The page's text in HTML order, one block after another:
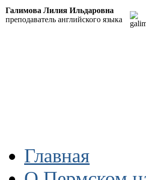
Галимова Лилия Ильдаровна
преподаватель английского языка
Главная